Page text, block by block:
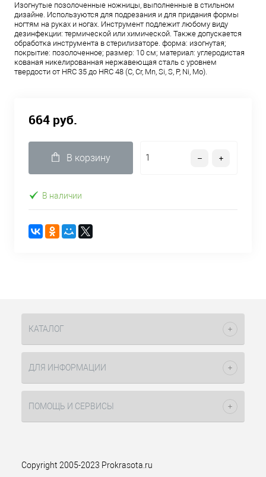
Изогнутые позолоченные ножницы, выполненные в стильном
дизайне. Используются для подрезания и для придания формы
ногтям на руках и ногах. Инструмент подлежит любому виду
дезинфекции: термической или химической. Также допускается
обработка инструмента в стерилизаторе. форма: изогнутая;
покрытие: позолоченное; размер: 10 см; материал: углеродистая
кованая никелированная нержавеющая сталь с уровнем
твердости от HRC 35 до HRC 48 (C, Cr, Mn, Si, S, P, Ni, Mo).
664 руб.
В корзину
В наличии
КАТАЛОГ
ДЛЯ ИНФОРМАЦИИ
ПОМОЩЬ И СЕРВИСЫ
Copyright 2005-2023 Prokrasota.ru